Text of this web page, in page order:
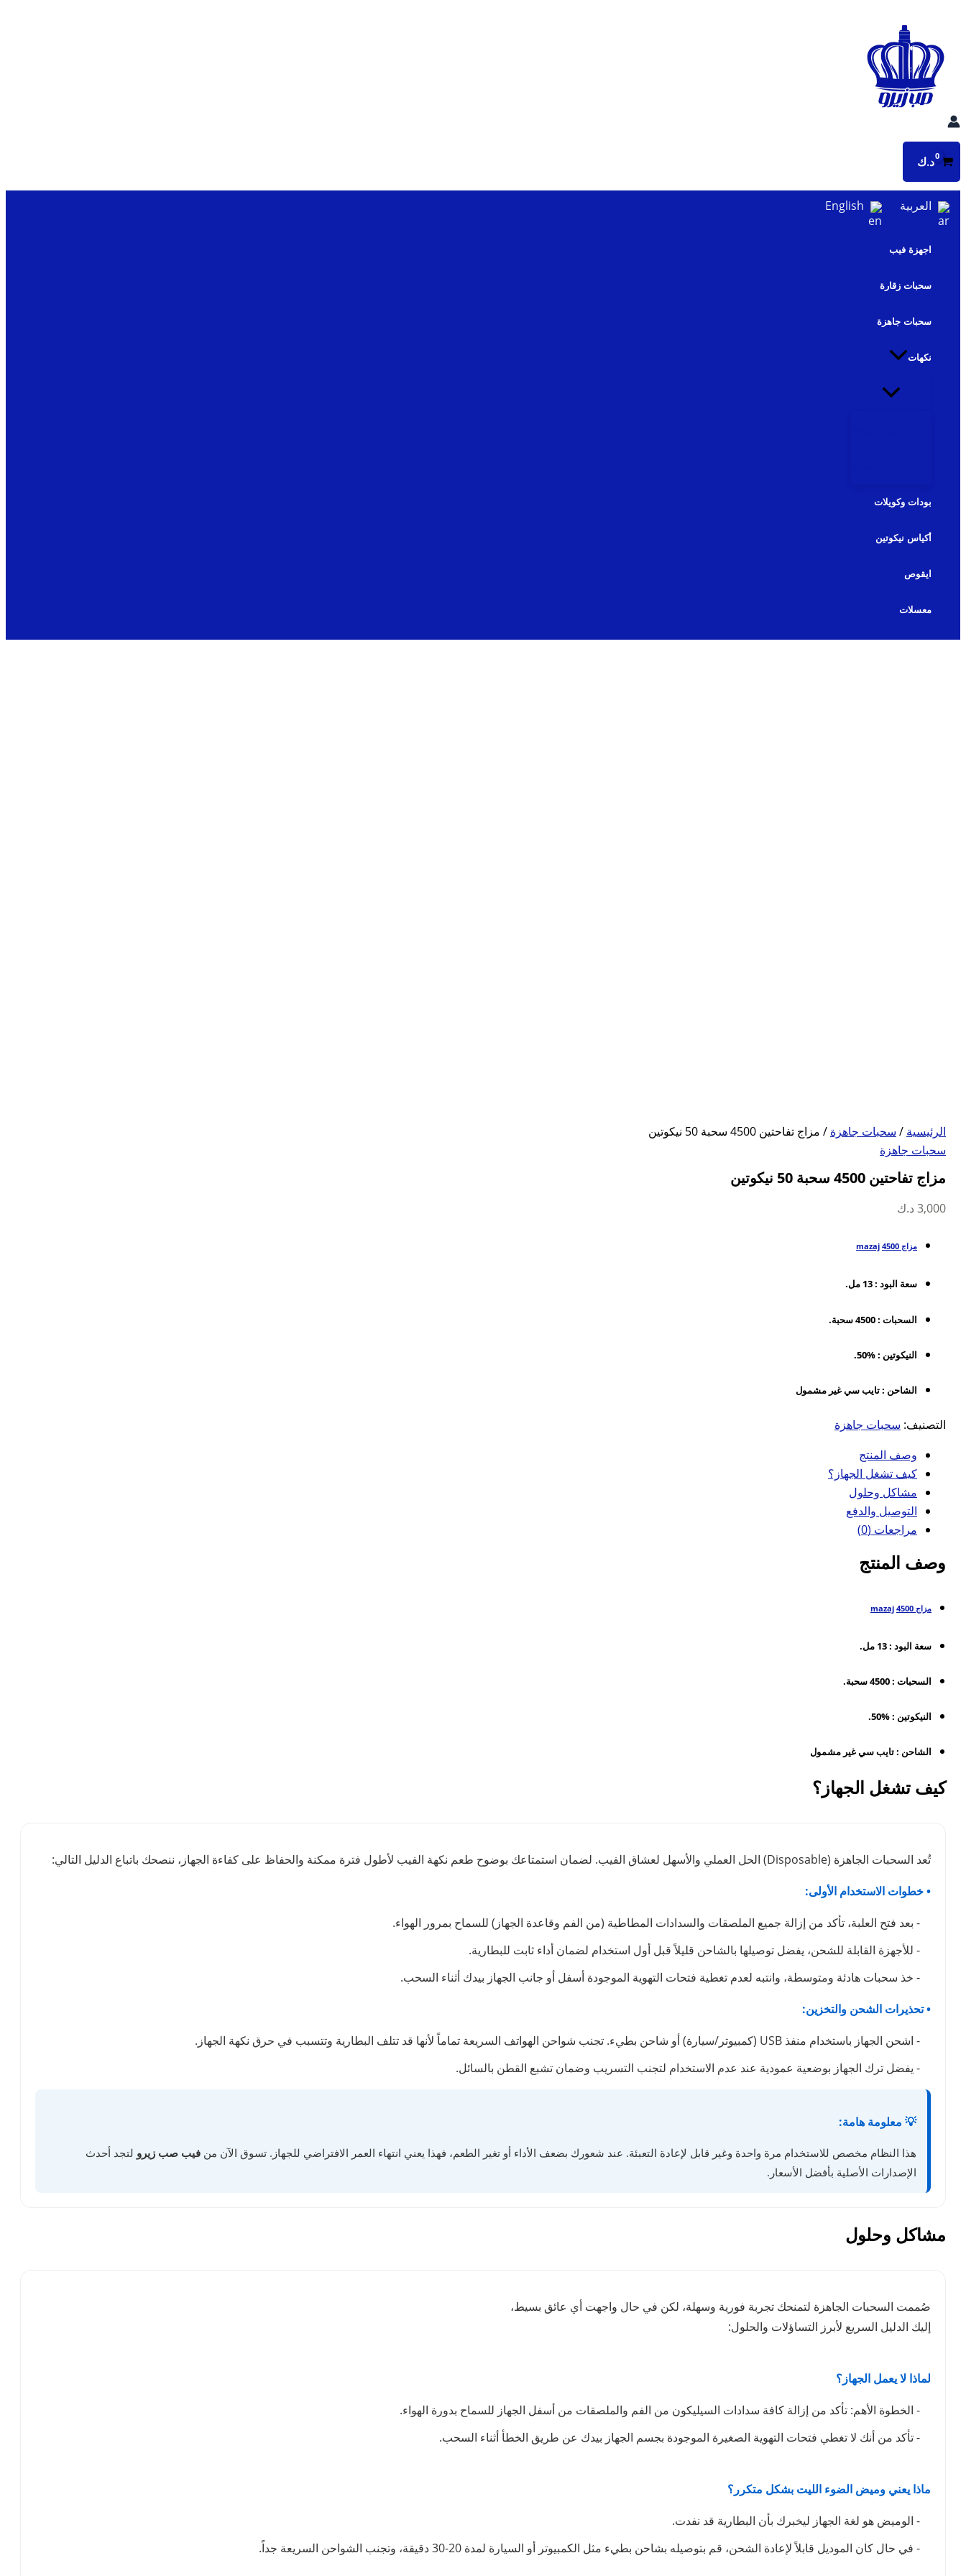
المحتوى
د.ك
العربية English
اجهزة فيب
سحبات زقارة
سحبات جاهزة
نكهات
بودات وكويلات
أكياس نيكوتين
ايقوص
معسلات
الرئيسية / سحبات جاهزة / مزاج تفاحتين 4500 سحبة 50 نيكوتين
سحبات جاهزة
مزاج تفاحتين 4500 سحبة 50 نيكوتين
3,000 د.ك
مزاج 4500 mazaj
سعة البود : 13 مل.
السحبات : 4500 سحبة.
النيكوتين : %50.
الشاحن : تايب سي غير مشمول
التصنيف: سحبات جاهزة
وصف المنتج
كيف تشغل الجهاز؟
مشاكل وحلول
التوصيل والدفع
مراجعات (0)
وصف المنتج
مزاج 4500 mazaj
سعة البود : 13 مل.
السحبات : 4500 سحبة.
النيكوتين : %50.
الشاحن : تايب سي غير مشمول
كيف تشغل الجهاز؟
تُعد السحبات الجاهزة (Disposable) الحل العملي والأسهل لعشاق الفيب. لضمان استمتاعك بوضوح طعم نكهة الفيب لأطول فترة ممكنة والحفاظ على كفاءة الجهاز، ننصحك باتباع الدليل التالي:
• خطوات الاستخدام الأولى:
- بعد فتح العلبة، تأكد من إزالة جميع الملصقات والسدادات المطاطية (من الفم وقاعدة الجهاز) للسماح بمرور الهواء.
- للأجهزة القابلة للشحن، يفضل توصيلها بالشاحن قليلاً قبل أول استخدام لضمان أداء ثابت للبطارية.
- خذ سحبات هادئة ومتوسطة، وانتبه لعدم تغطية فتحات التهوية الموجودة أسفل أو جانب الجهاز بيدك أثناء السحب.
• تحذيرات الشحن والتخزين:
- اشحن الجهاز باستخدام منفذ USB (كمبيوتر/سيارة) أو شاحن بطيء. تجنب شواحن الهواتف السريعة تماماً لأنها قد تتلف البطارية وتتسبب في حرق نكهة الجهاز.
- يفضل ترك الجهاز بوضعية عمودية عند عدم الاستخدام لتجنب التسريب وضمان تشبع القطن بالسائل.
💡 معلومة هامة:
هذا النظام مخصص للاستخدام مرة واحدة وغير قابل لإعادة التعبئة. عند شعورك بضعف الأداء أو تغير الطعم، فهذا يعني انتهاء العمر الافتراضي للجهاز. تسوق الآن من فيب صب زيرو لتجد أحدث
الإصدارات الأصلية بأفضل الأسعار.
مشاكل وحلول
صُممت السحبات الجاهزة لتمنحك تجربة فورية وسهلة، لكن في حال واجهت أي عائق بسيط،
إليك الدليل السريع لأبرز التساؤلات والحلول:
لماذا لا يعمل الجهاز؟
- الخطوة الأهم: تأكد من إزالة كافة سدادات السيليكون من الفم والملصقات من أسفل الجهاز للسماح بدورة الهواء.
- تأكد من أنك لا تغطي فتحات التهوية الصغيرة الموجودة بجسم الجهاز بيدك عن طريق الخطأ أثناء السحب.
ماذا يعني وميض الضوء الليت بشكل متكرر؟
- الوميض هو لغة الجهاز ليخبرك بأن البطارية قد نفدت.
- في حال كان الموديل قابلاً لإعادة الشحن، قم بتوصيله بشاحن بطيء مثل الكمبيوتر أو السيارة لمدة 20-30 دقيقة، وتجنب الشواحن السريعة جداً.